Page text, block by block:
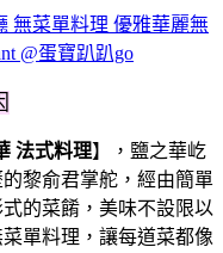
無菜單料理 優雅華麗無
@蛋寶趴趴go
法式料理】，鹽之華屹
黎俞君掌舵，經由簡單
的菜餚，美味不設限以
單料理， 讓每道菜都像